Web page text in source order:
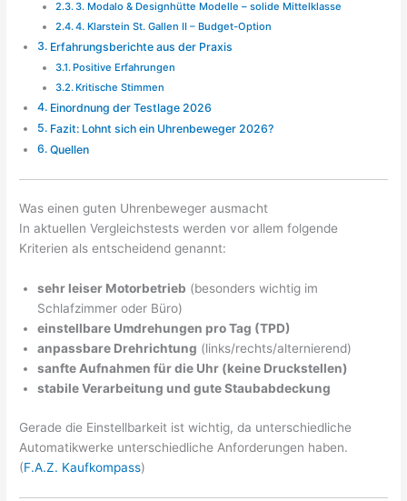
3. Modalo & Designhütte Modelle – solide Mittelklasse
4. Klarstein St. Gallen II – Budget-Option
Erfahrungsberichte aus der Praxis
Positive Erfahrungen
Kritische Stimmen
Einordnung der Testlage 2026
Fazit: Lohnt sich ein Uhrenbeweger 2026?
Quellen
Was einen guten Uhrenbeweger ausmacht
In aktuellen Vergleichstests werden vor allem folgende
Kriterien als entscheidend genannt:
sehr leiser Motorbetrieb (besonders wichtig im
Schlafzimmer oder Büro)
einstellbare Umdrehungen pro Tag (TPD)
anpassbare Drehrichtung (links/rechts/alternierend)
sanfte Aufnahmen für die Uhr (keine Druckstellen)
stabile Verarbeitung und gute Staubabdeckung
Gerade die Einstellbarkeit ist wichtig, da unterschiedliche
Automatikwerke unterschiedliche Anforderungen haben.
(F.A.Z. Kaufkompass)